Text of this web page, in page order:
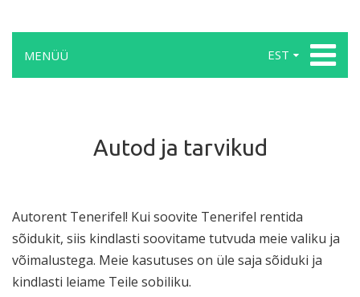
EST
MENÜÜ
Autod ja tarvikud
Autorent Tenerifel! Kui soovite Tenerifel rentida
sõidukit, siis kindlasti soovitame tutvuda meie valiku ja
võimalustega. Meie kasutuses on üle saja sõiduki ja
kindlasti leiame Teile sobiliku.